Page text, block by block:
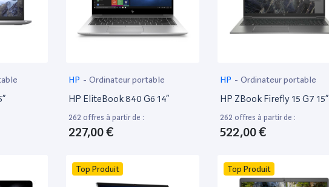
HP - Ordinateur portable
HP EliteBook 840 G6 14”
262 offres à partir de :
227,00 €
HP - Ordinateur portable
HP ZBook Firefly 15 G7 15”
262 offres à partir de :
522,00 €
Top Produit Top Produit